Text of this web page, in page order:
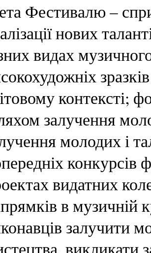
Фестивалю –
нових
видах
контексті;
залучення
молодих і
видатних
в музичній
залучити
викликати